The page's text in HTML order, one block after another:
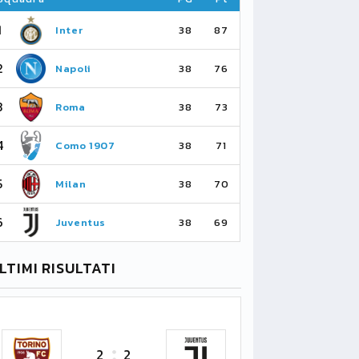
Inter 38 87
Napoli 38 76
Roma 38 73
Como 1907 38 71
Milan 38 70
Juventus 38 69
RISULTATI